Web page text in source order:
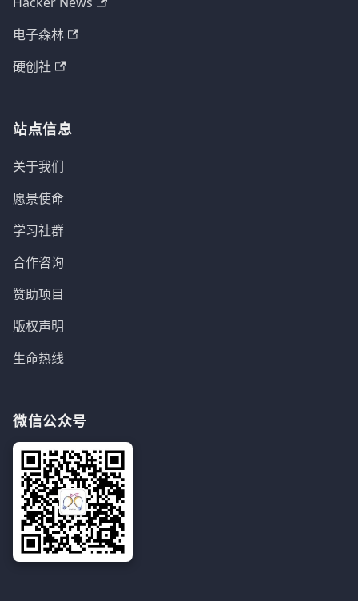
电子森林
硬创社
站点信息
关于我们
愿景使命
学习社群
合作咨询
赞助项目
版权声明
生命热线
微信公众号